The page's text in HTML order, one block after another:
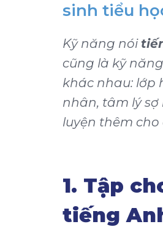
sinh tiểu
Kỹ năng nói
cũng là kỹ
khác nhau: lớp
nhân, tâm lý sợ
luyện thêm
1. Tập
tiếng